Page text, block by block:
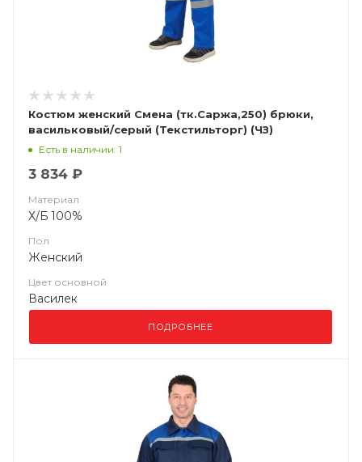
Костюм женский Смена (тк.Саржа,250) брюки,
васильковый/серый (Текстильторг) (ЧЗ)
Есть в наличии: 1
3 834 ₽
Материал
Х/Б 100%
Пол
Женский
Цвет основной
Василек
ПОДРОБНЕЕ